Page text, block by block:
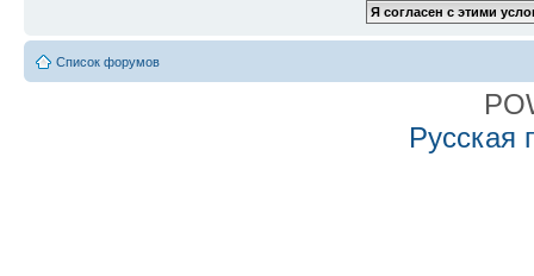
Список форумов
Русская